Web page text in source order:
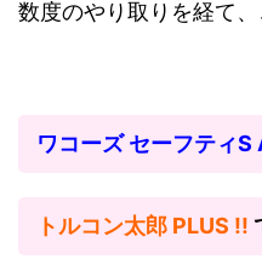
数度のやり取りを経て、
ワコーズ セーフティS
トルコン太郎 PLUS !!